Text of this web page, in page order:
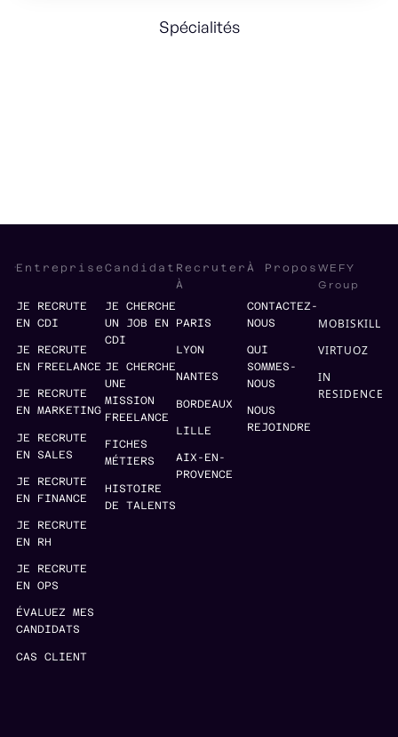
Spécialités
Entreprise
JE RECRUTE
EN CDI
JE RECRUTE
EN FREELANCE
JE RECRUTE
EN MARKETING
JE RECRUTE
EN SALES
JE RECRUTE
EN FINANCE
JE RECRUTE
EN RH
JE RECRUTE
EN OPS
ÉVALUEZ MES
CANDIDATS
CAS CLIENT
Candidat
JE CHERCHE
UN JOB EN
CDI
JE CHERCHE
UNE
MISSION
FREELANCE
FICHES
MÉTIERS
HISTOIRE
DE TALENTS
Recruter
À
PARIS
LYON
NANTES
BORDEAUX
LILLE
AIX-EN-
PROVENCE
À Propos
CONTACTEZ-
NOUS
QUI
SOMMES-
NOUS
NOUS
REJOINDRE
WEFY
Group
MOBISKILL
VIRTUOZ
IN
RESIDENCE